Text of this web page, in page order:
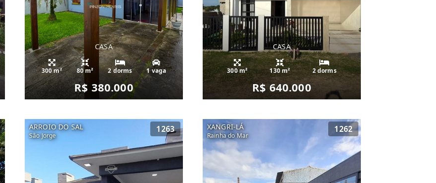
CASA
300 m² 80 m² 2 dorms 1 vaga
R$ 380.000
CASA
300 m² 130 m² 2 dorms
R$ 640.000
ARROIO DO SAL
São Jorge
1263 XANGRI-LÁ
Rainha do Mar
1262